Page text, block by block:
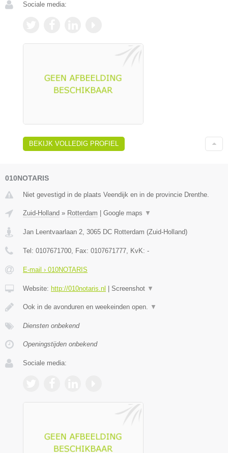
Sociale media:
BEKIJK VOLLEDIG PROFIEL
010NOTARIS
Niet gevestigd in de plaats Veendijk en in de provincie Drenthe.
Zuid-Holland » Rotterdam Google maps ▼
Jan Leentvaarlaan 2, 3065 DC Rotterdam (Zuid-Holland)
Tel: 0107671700, Fax: 0107671777, KvK: -
E-mail › 010NOTARIS
Website: http://010notaris.nl Screenshot ▼
Ook in de avonduren en weekeinden open. ▼
Diensten onbekend
Openingstijden onbekend
Sociale media: